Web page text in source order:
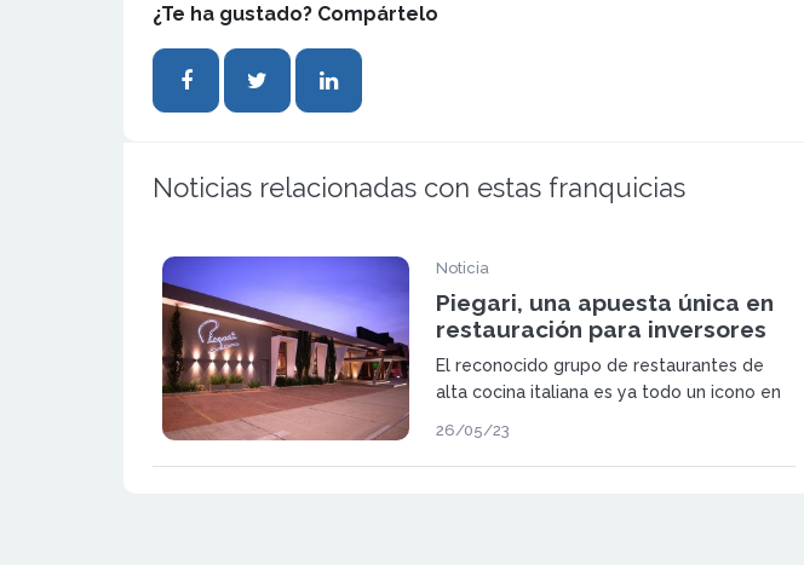
¿Te ha gustado? Compártelo
Noticias relacionadas con estas franquicias
Noticia
Piegari, una apuesta única en
restauración para inversores
El reconocido grupo de restaurantes de
alta cocina italiana es ya todo un icono en
26/05/23